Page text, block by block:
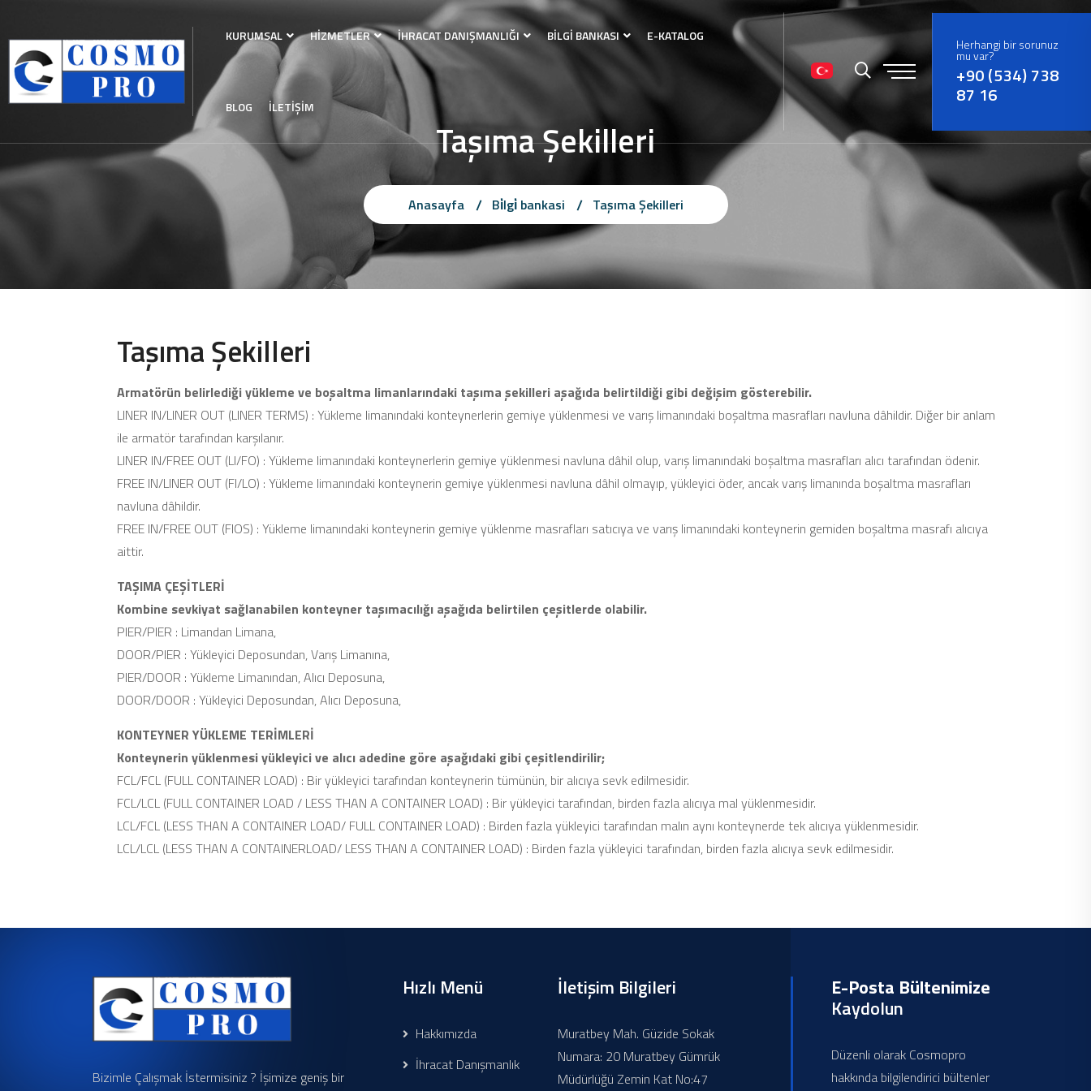
KURUMSAL HİZMETLER İHRACAT DANIŞMANLIĞI BİLGİ BANKASI E-KATALOG
BLOG İLETİŞİM
Herhangi bir sorunuz
mu var?
+90 (534) 738
87 16
Taşıma Şekilleri
Anasayfa Bi̇lgi̇ bankasi Taşıma Şekilleri
Taşıma Şekilleri
Armatörün belirlediği yükleme ve boşaltma limanlarındaki taşıma şekilleri aşağıda belirtildiği gibi değişim gösterebilir.
LINER IN/LINER OUT (LINER TERMS) : Yükleme limanındaki konteynerlerin gemiye yüklenmesi ve varış limanındaki boşaltma masrafları navluna dâhildir. Diğer bir anlam
ile armatör tarafından karşılanır.
LINER IN/FREE OUT (LI/FO) : Yükleme limanındaki konteynerlerin gemiye yüklenmesi navluna dâhil olup, varış limanındaki boşaltma masrafları alıcı tarafından ödenir.
FREE IN/LINER OUT (FI/LO) : Yükleme limanındaki konteynerin gemiye yüklenmesi navluna dâhil olmayıp, yükleyici öder, ancak varış limanında boşaltma masrafları
navluna dâhildir.
FREE IN/FREE OUT (FIOS) : Yükleme limanındaki konteynerin gemiye yüklenme masrafları satıcıya ve varış limanındaki konteynerin gemiden boşaltma masrafı alıcıya
aittir.
TAŞIMA ÇEŞİTLERİ
Kombine sevkiyat sağlanabilen konteyner taşımacılığı aşağıda belirtilen çeşitlerde olabilir.
PIER/PIER : Limandan Limana,
DOOR/PIER : Yükleyici Deposundan, Varış Limanına,
PIER/DOOR : Yükleme Limanından, Alıcı Deposuna,
DOOR/DOOR : Yükleyici Deposundan, Alıcı Deposuna,
KONTEYNER YÜKLEME TERİMLERİ
Konteynerin yüklenmesi yükleyici ve alıcı adedine göre aşağıdaki gibi çeşitlendirilir;
FCL/FCL (FULL CONTAINER LOAD) : Bir yükleyici tarafından konteynerin tümünün, bir alıcıya sevk edilmesidir.
FCL/LCL (FULL CONTAINER LOAD / LESS THAN A CONTAINER LOAD) : Bir yükleyici tarafından, birden fazla alıcıya mal yüklenmesidir.
LCL/FCL (LESS THAN A CONTAINER LOAD/ FULL CONTAINER LOAD) : Birden fazla yükleyici tarafından malın aynı konteynerde tek alıcıya yüklenmesidir.
LCL/LCL (LESS THAN A CONTAINERLOAD/ LESS THAN A CONTAINER LOAD) : Birden fazla yükleyici tarafından, birden fazla alıcıya sevk edilmesidir.
Bizimle Çalışmak İstermisiniz ? İşimize geniş bir
Hızlı Menü
Hakkımızda
İhracat Danışmanlık
İletişim Bilgileri
Muratbey Mah. Güzide Sokak
Numara: 20 Muratbey Gümrük
Müdürlüğü Zemin Kat No:47
E-Posta Bültenimize
Kaydolun
Düzenli olarak Cosmopro
hakkında bilgilendirici bültenler